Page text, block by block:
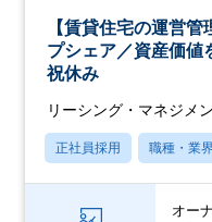
【賃貸住宅の運営
プシェア／資産価値
祝休み
リーシング・マネジメ
正社員採用 職種・業
オー